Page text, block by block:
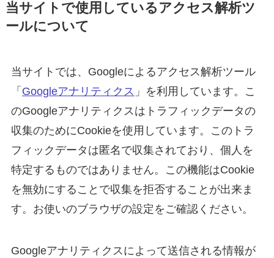
当サイトで使用しているアクセス解析ツ
ールについて
当サイトでは、Googleによるアクセス解析ツール
「 Googleアナリティクス 」を利用しています。こ
のGoogleアナリティクスはトラフィックデータの
収集のためにCookieを使用しています。このトラ
フィックデータは匿名で収集されており、個人を
特定するものではありません。この機能はCookie
を無効にすることで収集を拒否することが出来ま
す。お使いのブラウザの設定をご確認ください。
Googleアナリティクスによって送信される情報が